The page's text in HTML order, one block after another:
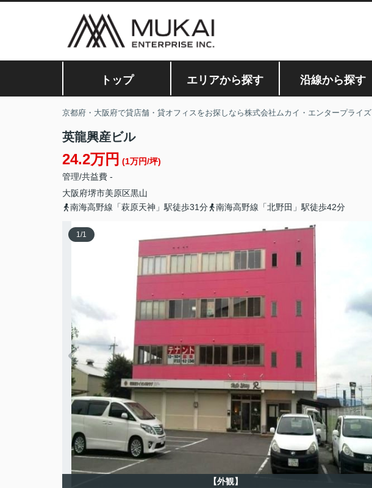
トップ エリアから探す 沿線から探す
京都府・大阪府で貸店舗・貸オフィスをお探しなら株式会社ムカイ・エンタープライズ
英龍興産ビル
24.2万円 (1万円/坪)
管理/共益費 -
大阪府堺市美原区黒山
南海高野線「萩原天神」駅徒歩31分
南海高野線「北野田」駅徒歩42分
1/1
【外観】